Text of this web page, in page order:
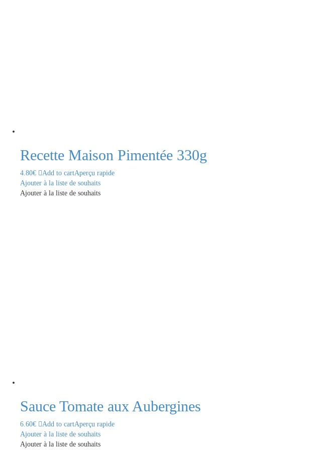
Recette Maison Pimentée 330g
4.80€ Add to cartAperçu rapide
Ajouter à la liste de souhaits
Ajouter à la liste de souhaits
Sauce Tomate aux Aubergines
6.60€ Add to cartAperçu rapide
Ajouter à la liste de souhaits
Ajouter à la liste de souhaits